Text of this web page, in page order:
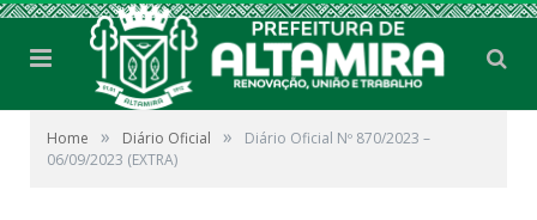
Home » Diário Oficial »
Diário Oficial Nº 870/2023 –
06/09/2023 (EXTRA)